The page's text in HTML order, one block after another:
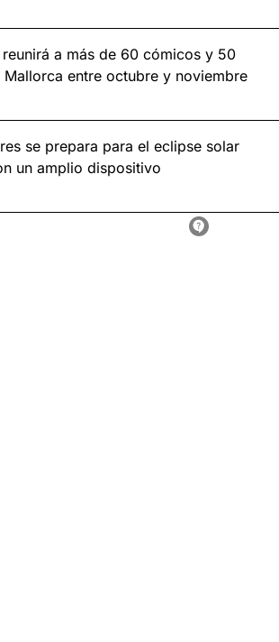
reunirá a más de 60 cómicos y 50
Mallorca entre octubre y noviembre
se prepara para el eclipse solar
un amplio dispositivo